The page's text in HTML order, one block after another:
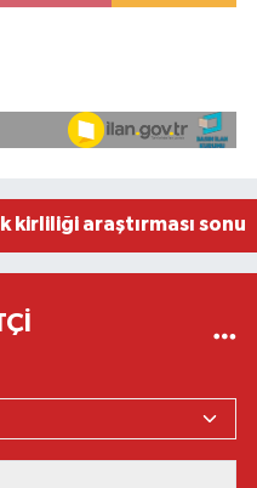
Şampiyonası,
araştırması